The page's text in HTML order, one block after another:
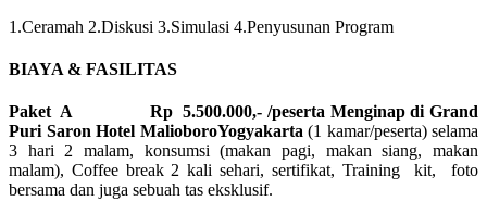
1.Ceramah 2.Diskusi 3.Simulasi 4.Penyusunan Program
BIAYA & FASILITAS
Paket A Rp 5.500.000,- /peserta Menginap di Grand
Puri Saron Hotel MalioboroYogyakarta (1 kamar/peserta) selama
3 hari 2 malam, konsumsi (makan pagi, makan siang, makan
malam), Coffee break 2 kali sehari, sertifikat, Training kit, foto
bersama dan juga sebuah tas eksklusif.